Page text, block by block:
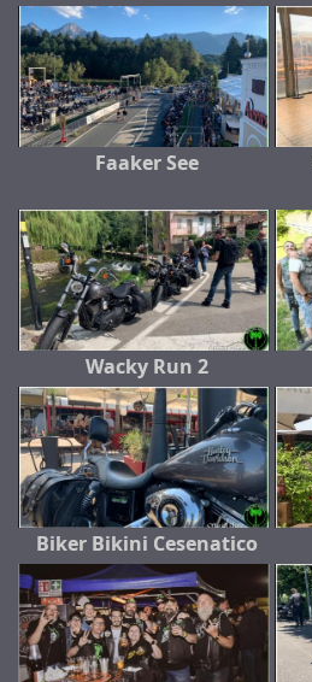
Faaker See
Wacky Run 2
Biker Bikini Cesenatico